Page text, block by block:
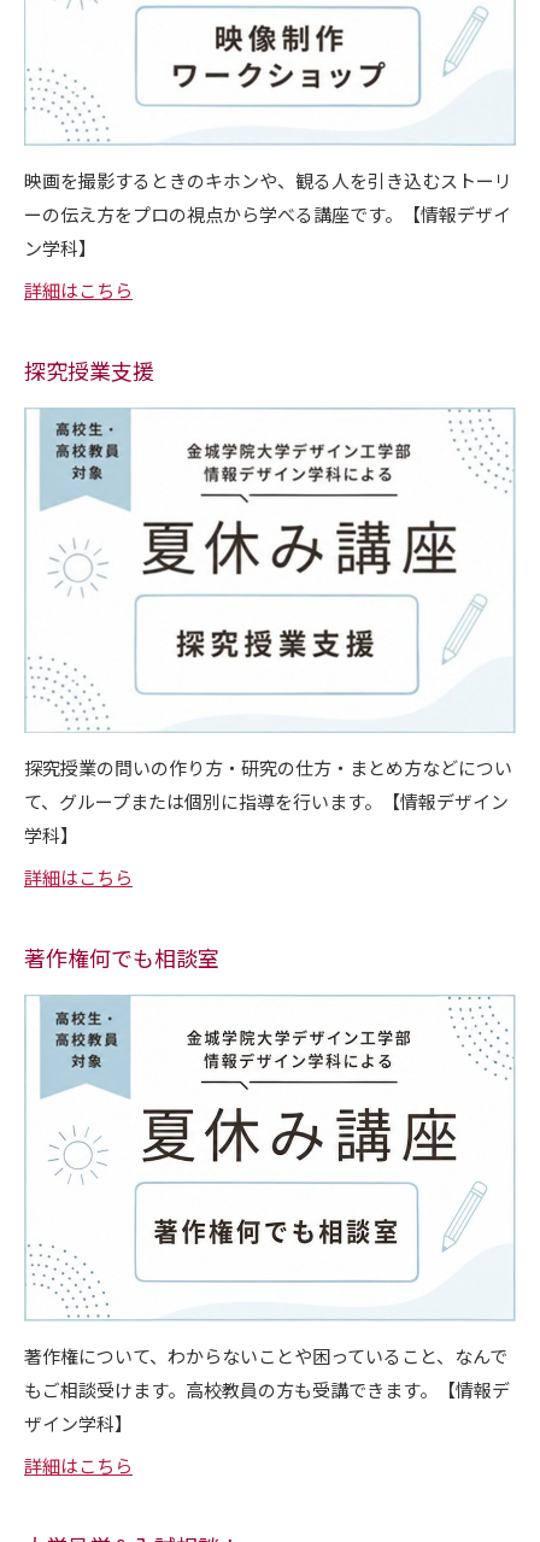
映画を撮影するときのキホンや、観る人を引き込むストーリ
ーの伝え方をプロの視点から学べる講座です。【情報デザイ
ン学科】
詳細はこちら
探究授業支援
探究授業の問いの作り方・研究の仕方・まとめ方などについ
て、グループまたは個別に指導を行います。【情報デザイン
学科】
詳細はこちら
著作権何でも相談室
著作権について、わからないことや困っていること、なんで
もご相談受けます。高校教員の方も受講できます。【情報デ
ザイン学科】
詳細はこちら